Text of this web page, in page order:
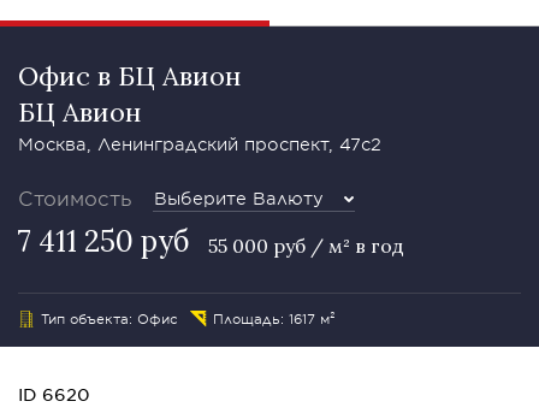
Офис в БЦ Авион
БЦ Авион
Москва, Ленинградский проспект, 47с2
Стоимость Выберите Валюту
7 411 250 руб 55 000 руб / м² в год
Тип объекта: Офис Площадь: 1617 м²
ID 6620